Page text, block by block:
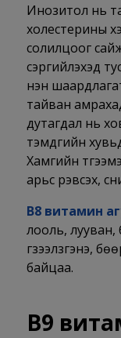
Инозитол нь
холестерины
солилцоог
сэргийлэхэд
нэн
тайван
дутагдал нь
тэмдгийн
Хамгийн
арьс үрэвсэх,
В8 витамин
лооль, лууван,
гүзээлзгэнэ,
байцаа.
В9